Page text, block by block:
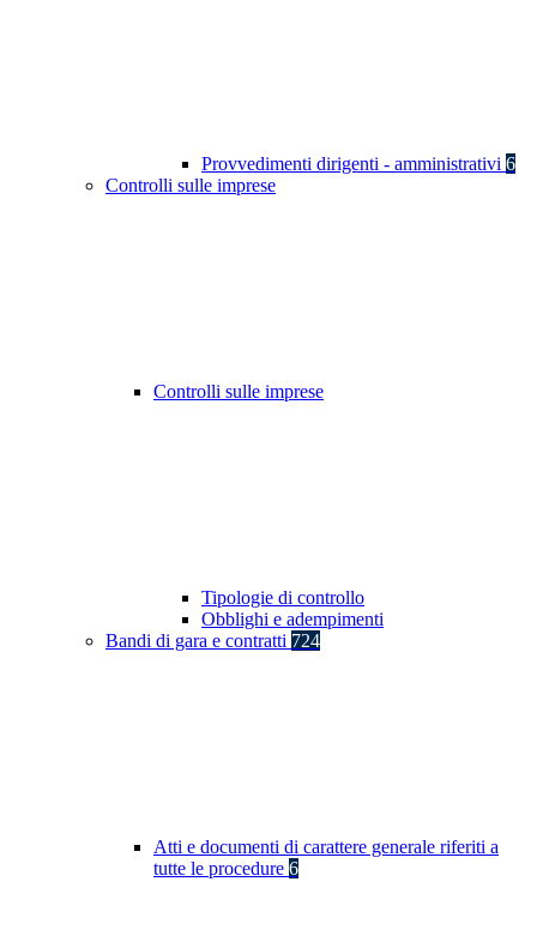
Provvedimenti dirigenti - amministrativi 6
Controlli sulle imprese
Controlli sulle imprese
Tipologie di controllo
Obblighi e adempimenti
Bandi di gara e contratti 724
Atti e documenti di carattere generale riferiti a
tutte le procedure 6